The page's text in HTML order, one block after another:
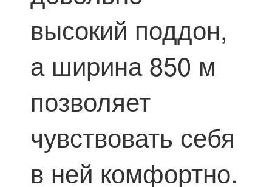
высокий поддон,
а ширина 850 м
позволяет
чувствовать себя
в ней комфортно.